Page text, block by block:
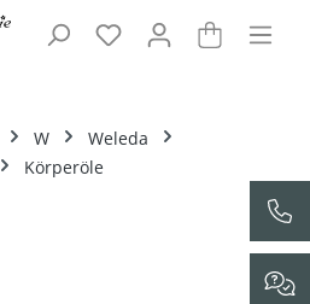
W
Weleda
Körperöle